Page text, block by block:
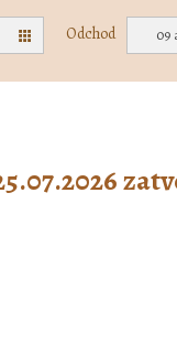
Odchod 09